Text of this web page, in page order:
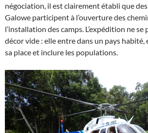
négociation, il est clairement établi que
Galowe participent à l’ouverture des
l’installation des camps. L’expédition ne se
décor vide : elle entre dans un pays
sa place et inclure les populations.